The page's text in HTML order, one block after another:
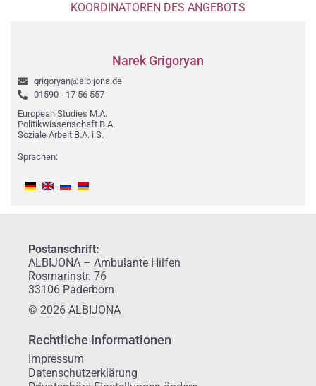
KOORDINATOREN DES ANGEBOTS
Narek Grigoryan
grigoryan@albijona.de
01590 - 17 56 557
European Studies M.A.
Politikwissenschaft B.A.
Soziale Arbeit B.A. i.S.
Sprachen:
Postanschrift:
ALBIJONA – Ambulante Hilfen
Rosmarinstr. 76
33106 Paderborn
© 2026 ALBIJONA
Rechtliche Informationen
Impressum
Datenschutzerklärung